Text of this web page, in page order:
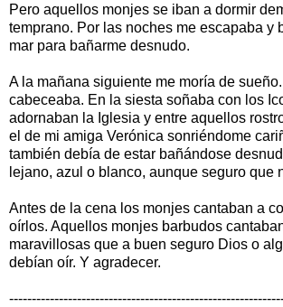
Pero aquellos monjes se iban a dormir
temprano. Por las noches me escapaba y
mar para bañarme desnudo.
A la mañana siguiente me moría de
cabeceaba. En la siesta soñaba con los
adornaban la Iglesia y entre aquellos
el de mi amiga Verónica sonriéndome
también debía de estar bañándose
lejano, azul o blanco, aunque seguro que
Antes de la cena los monjes cantaban a
oírlos. Aquellos monjes barbudos
maravillosas que a buen seguro Dios o
debían oír. Y agradecer.